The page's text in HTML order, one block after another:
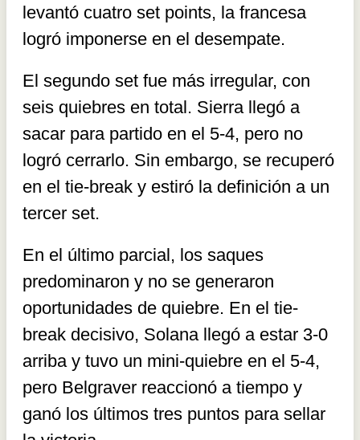
levantó cuatro set points, la francesa
logró imponerse en el desempate.
El segundo set fue más irregular, con
seis quiebres en total. Sierra llegó a
sacar para partido en el 5-4, pero no
logró cerrarlo. Sin embargo, se recuperó
en el tie-break y estiró la definición a un
tercer set.
En el último parcial, los saques
predominaron y no se generaron
oportunidades de quiebre. En el tie-
break decisivo, Solana llegó a estar 3-0
arriba y tuvo un mini-quiebre en el 5-4,
pero Belgraver reaccionó a tiempo y
ganó los últimos tres puntos para sellar